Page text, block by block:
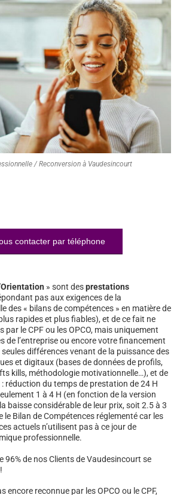
/ Reconversion à Vaudesincourt
contacter par téléphone
» sont desprestations
pas aux exigences de la
des « bilans de compétences » en matière de
rapides et plus fiables), et de ce fait ne
le CPF ou les OPCO, mais uniquement
de l’entreprise ou encore votre financement
différences venant de la puissance des
et digitaux (bases de données de profils,
kills, méthodologie motivationnelle…), et de
: réduction du temps de prestation de 24 H
1 à 4 H (en fonction de la version
baisse considérable de leur prix, soit 2.5 à 3
le Bilan de Compétences réglementé car les
actuels n’utilisent pas à ce jour de
professionnelle.
96% de nos Clients de Vaudesincourt se
encore reconnue par les OPCO ou le CPF,